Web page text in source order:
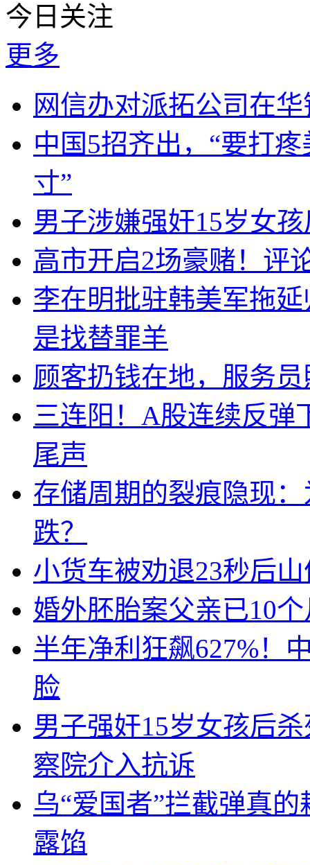
今日关注
更多
网信办对派拓公司在
中国5招齐出，“要打
寸”
男子涉嫌强奸15岁女
高市开启2场豪赌！评
李在明批驻韩美军拖
是找替罪羊
顾客扔钱在地，服务
三连阳！A股连续反弹
尾声
存储周期的裂痕隐现
跌？
小货车被劝退23秒后
婚外胚胎案父亲已10
半年净利狂飙627%！
脸
男子强奸15岁女孩后
察院介入抗诉
乌“爱国者”拦截弹真
露馅